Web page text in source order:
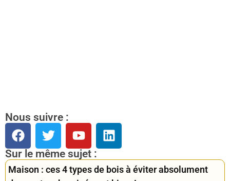
Nous suivre :
Sur le même sujet :
Maison : ces 4 types de bois à éviter absolument